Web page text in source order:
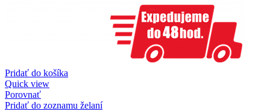
Pridať do košíka
Quick view
Porovnať
Pridať do zoznamu želaní